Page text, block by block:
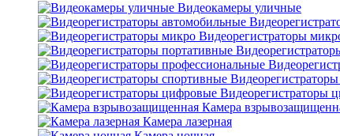
Видеокамеры уличные
Видеорегистраторы
Видеорегистраторы
Камера
Камера лазерная